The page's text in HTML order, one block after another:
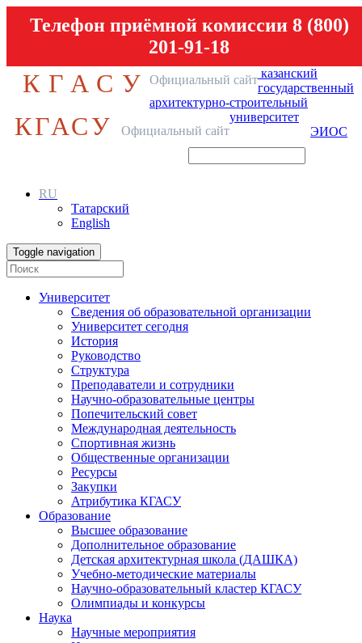
Телефон приёмной комиссии 8 (800)
201-91-18
КГАСУ Официальный сайт казанский
государственный
архитектурно-строительный
университет
КГАСУ Официальный сайт ЭИОС
RU
Татарский
English
Toggle navigation
Университет
Сведения об образовательной организации
Университет сегодня
История
Руководство
Структура
Преподаватели и сотрудники
Научно-образовательные центры
Попечительский совет
Международная деятельность
Спортивная жизнь
Общественные организации
Ресурсы
Закупки
Атрибутика КГАСУ
Образование
Высшее образование
Дополнительное образование
Детская архитектурная школа (ДАШКА)
Учебно-методические материалы
Научно-образовательный кластер КГАСУ
Олимпиады и конкурсы
Наука
Научные мероприятия